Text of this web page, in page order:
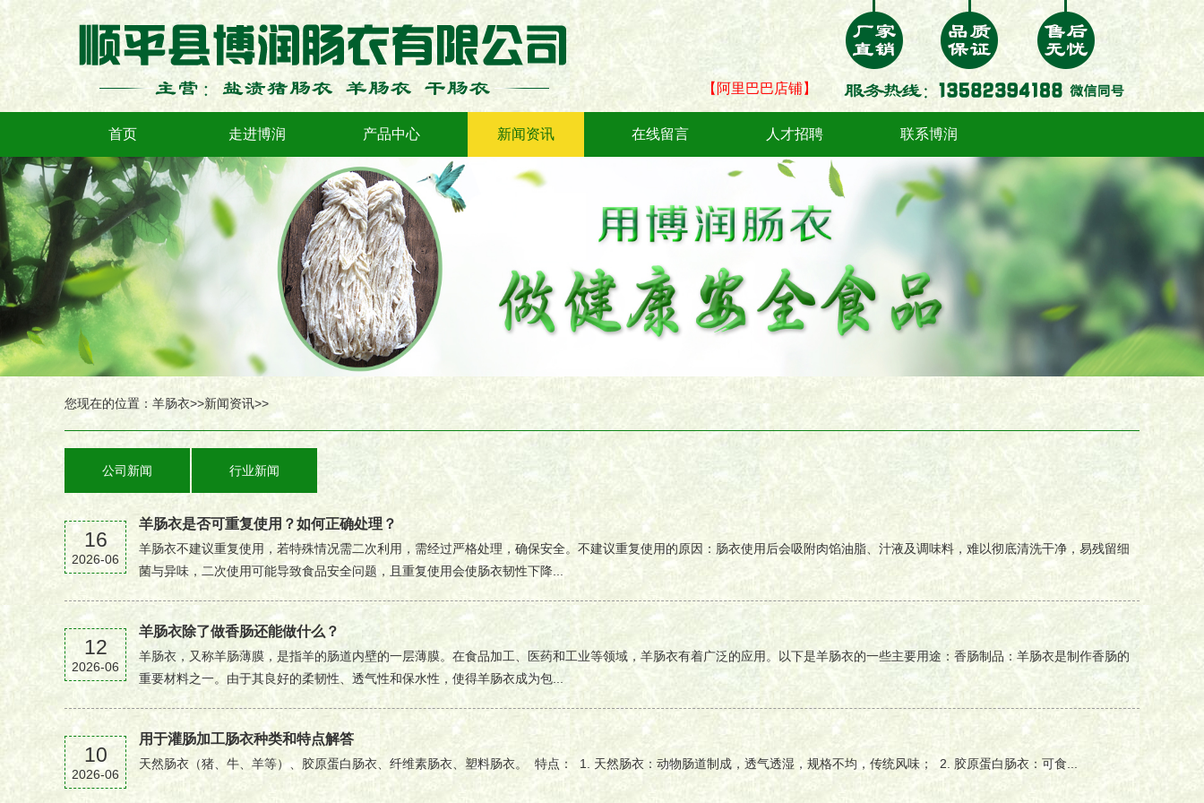
【阿里巴巴店铺】
首页 走进博润 产品中心 新闻资讯 在线留言 人才招聘 联系博润
您现在的位置： 羊肠衣>>新闻资讯>>
公司新闻 行业新闻
16
2026-06
羊肠衣是否可重复使用？如何正确处理？
羊肠衣不建议重复使用，若特殊情况需二次利用，需经过严格处理，确保安全。不建议重复使用的原因：肠衣使用后会吸附肉馅油脂、汁液及调味料，难以彻底清洗干净，易残留细
菌与异味，二次使用可能导致食品安全问题，且重复使用会使肠衣韧性下降...
12
2026-06
羊肠衣除了做香肠还能做什么？
羊肠衣，又称羊肠薄膜，是指羊的肠道内壁的一层薄膜。在食品加工、医药和工业等领域，羊肠衣有着广泛的应用。以下是羊肠衣的一些主要用途：香肠制品：羊肠衣是制作香肠的
重要材料之一。由于其良好的柔韧性、透气性和保水性，使得羊肠衣成为包...
10
2026-06
用于灌肠加工肠衣种类和特点解答
天然肠衣（猪、牛、羊等）、胶原蛋白肠衣、纤维素肠衣、塑料肠衣。 特点： 1. 天然肠衣：动物肠道制成，透气透湿，规格不均，传统风味； 2. 胶原蛋白肠衣：可食...